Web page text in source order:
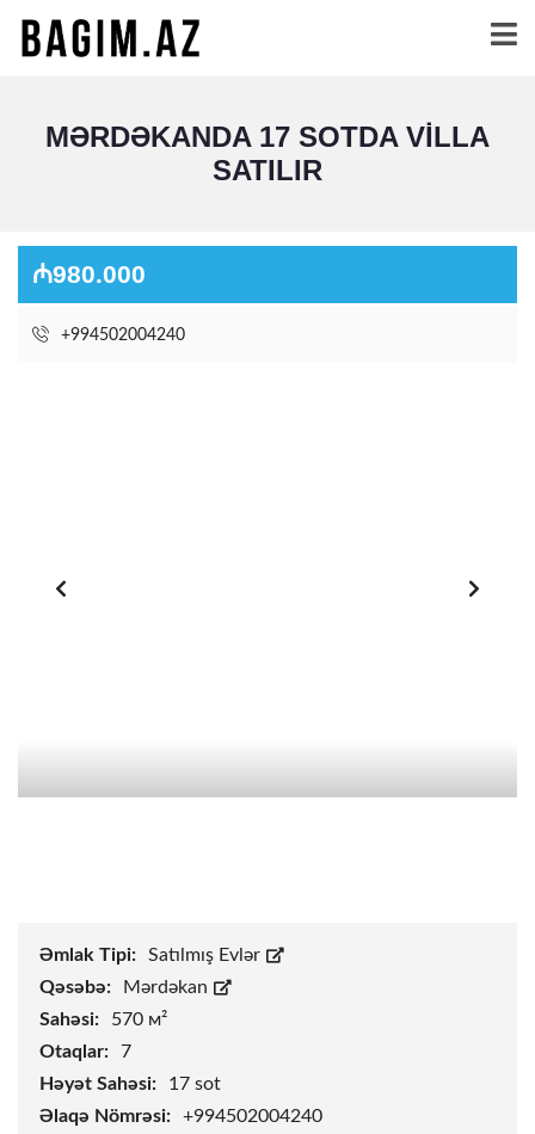
MƏRDƏKANDA 17 SOTDA VILLA
SATILIR
₼980.000
+994502004240
Əmlak Tipi:
Satılmış Evlər
Qəsəbə:
Mərdəkan
Sahəsi:
570 м²
Otaqlar:
7
Həyət Sahəsi:
17 sot
Əlaqə Nömrəsi:
+994502004240